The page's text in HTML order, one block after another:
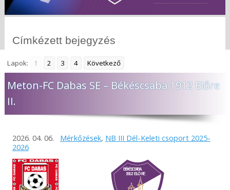
Címkézett bejegyzés
Lapok: 1 2 3 4 Következő
Meton-FC Dabas SE – Békéscsaba 1912 Előre
II.
2026. 04. 06. Mérkőzések, NB III Dél-Keleti csoport 2025-
2026